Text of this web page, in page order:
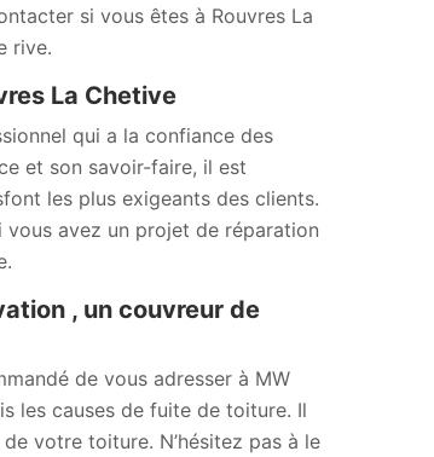
si vous êtes à Rouvres La
rive.
La Chetive
qui a la confiance des
et son savoir-faire, il est
les plus exigeants des clients.
avez un projet de réparation
, un couvreur de
de vous adresser à MW
les causes de fuite de toiture. Il
votre toiture. N’hésitez pas à le